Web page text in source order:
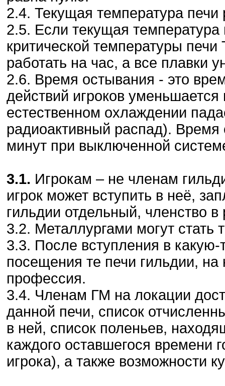
2.4. Текущая температура
2.5. Если текущая
критической температуры печи
работать на час, а все плавки
2.6. Время остывания - это
действий игроков
естественном охлаждении
радиоактивный распад).
минут при выключенной
3.1. Игрокам – не членам
игрок может вступить в неё,
гильдии отдельный, членство
3.2. Металлургами могут стать
3.3. После вступления в
посещения те печи гильдии, на
профессия.
3.4. Членам ГМ на локации
данной печи, список
в ней, список поленьев,
каждого оставшегося времени
игрока), а также возможности